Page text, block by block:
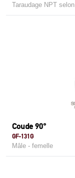
Taraudage NPT
Coude 90°
GF-131G
Mâle - femelle